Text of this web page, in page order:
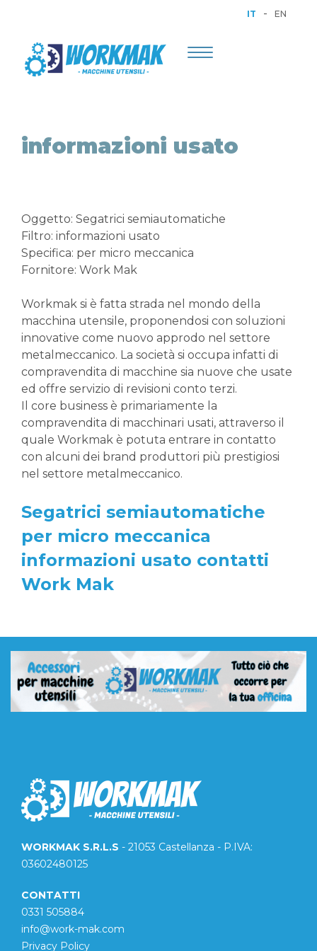
IT - EN
Toggle
informazioni usato
Oggetto: Segatrici semiautomatiche
Filtro: informazioni usato
Specifica: per micro meccanica
Fornitore: Work Mak
Workmak si è fatta strada nel mondo della
macchina utensile, proponendosi con soluzioni
innovative come nuovo approdo nel settore
metalmeccanico. La società si occupa infatti di
compravendita di macchine sia nuove che usate
ed offre servizio di revisioni conto terzi.
Il core business è primariamente la
compravendita di macchinari usati, attraverso il
quale Workmak è potuta entrare in contatto
con alcuni dei brand produttori più prestigiosi
nel settore metalmeccanico.
Segatrici semiautomatiche
per micro meccanica
informazioni usato contatti
Work Mak
WORKMAK S.R.L.S - 21053 Castellanza - P.IVA:
03602480125
CONTATTI
0331 505884
info@work-mak.com
Privacy Policy